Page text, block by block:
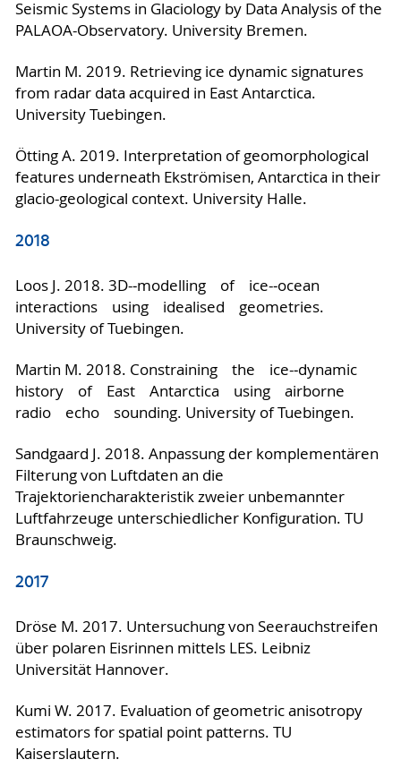
Seismic Systems in Glaciology by Data Analysis of the
PALAOA-Observatory. University Bremen.
Martin M. 2019. Retrieving ice dynamic signatures
from radar data acquired in East Antarctica.
University Tuebingen.
Ötting A. 2019. Interpretation of geomorphological
features underneath Ekströmisen, Antarctica in their
glacio-geological context. University Halle.
2018
Loos J. 2018. 3D-‐modelling of ice-‐ocean
interactions using idealised geometries.
University of Tuebingen.
Martin M. 2018. Constraining the ice-­‐dynamic
history of East Antarctica using airborne
radio echo sounding. University of Tuebingen.
Sandgaard J. 2018. Anpassung der komplementären
Filterung von Luftdaten an die
Trajektoriencharakteristik zweier unbemannter
Luftfahrzeuge unterschiedlicher Konfiguration. TU
Braunschweig.
2017
Dröse M. 2017. Untersuchung von Seerauchstreifen
über polaren Eisrinnen mittels LES. Leibniz
Universität Hannover.
Kumi W. 2017. Evaluation of geometric anisotropy
estimators for spatial point patterns. TU
Kaiserslautern.